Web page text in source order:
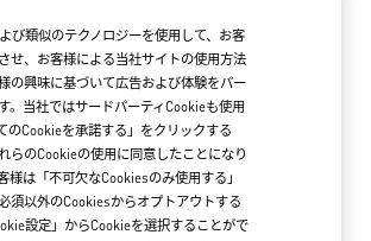
Division Sports & Service,
AG
Marketing & Innovation FOR
GmbH
び類似のテクノロジーを使用して、お客
せ、お客様による当社サイトの使用方法
の興味に基づいて広告および体験をパー
。当社ではサードパーティCookieも使用
のCookieを承諾する」をクリックする
らのCookieの使用に同意したことになり
様は「不可欠なCookiesのみ使用する」
須以外のCookiesからオプトアウトする
設定」からCookieを選択することがで